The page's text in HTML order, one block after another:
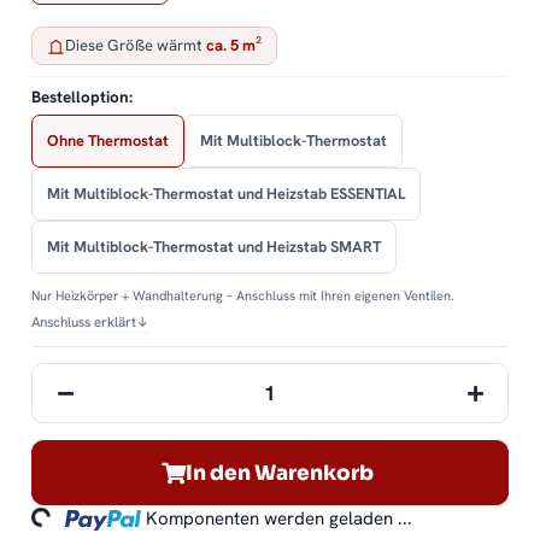
Diese Größe wärmt ca. 5 m²
Bestelloption:
Ohne Thermostat Mit Multiblock-Thermostat
Mit Multiblock-Thermostat und Heizstab ESSENTIAL
Mit Multiblock-Thermostat und Heizstab SMART
Nur Heizkörper + Wandhalterung – Anschluss mit Ihren eigenen Ventilen.
Anschluss erklärt↓
In den Warenkorb
Komponenten werden geladen ...